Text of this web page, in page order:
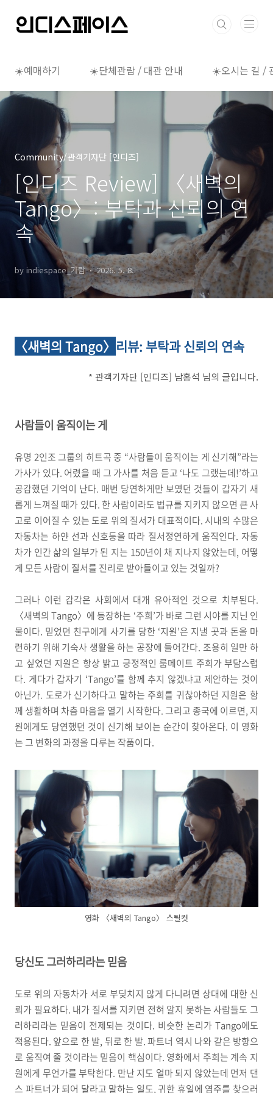
☀️예매하기 ☀️단체관람 / 대관 안내 ☀️오시는 길 /
Community/관객기자단 [인디즈]
[인디즈 Review] 〈새벽의
Tango〉: 부탁과 신뢰의 연
속
by indiespace_가람 2026. 5. 8.
〈새벽의 Tango〉 리뷰: 부탁과 신뢰의 연속
* 관객기자단 [인디즈] 남홍석 님의 글입니다.
사람들이 움직이는 게
유명 2인조 그룹의 히트곡 중 “사람들이 움직이는 게 신기해”라는
가사가 있다. 어렸을 때 그 가사를 처음 듣고 ‘나도 그랬는데!’하고
공감했던 기억이 난다. 매번 당연하게만 보였던 것들이 갑자기 새
롭게 느껴질 때가 있다. 한 사람이라도 법규를 지키지 않으면 큰 사
고로 이어질 수 있는 도로 위의 질서가 대표적이다. 시내의 수많은
자동차는 하얀 선과 신호등을 따라 질서정연하게 움직인다. 자동
차가 인간 삶의 일부가 된 지는 150년이 채 지나지 않았는데, 어떻
게 모든 사람이 질서를 진리로 받아들이고 있는 것일까?
그러나 이런 감각은 사회에서 대개 유아적인 것으로 치부된다.
〈새벽의 Tango〉에 등장하는 ‘주희’가 바로 그런 시야를 지닌 인
물이다. 믿었던 친구에게 사기를 당한 ‘지원’은 지낼 곳과 돈을 마
련하기 위해 기숙사 생활을 하는 공장에 들어간다. 조용히 일만 하
고 싶었던 지원은 항상 밝고 긍정적인 룸메이트 주희가 부담스럽
다. 게다가 갑자기 ‘Tango’를 함께 추지 않겠냐고 제안하는 것이
아닌가. 도로가 신기하다고 말하는 주희를 귀찮아하던 지원은 함
께 생활하며 차츰 마음을 열기 시작한다. 그리고 종국에 이르면, 지
원에게도 당연했던 것이 신기해 보이는 순간이 찾아온다. 이 영화
는 그 변화의 과정을 다루는 작품이다.
영화 〈새벽의 Tango〉 스틸컷
당신도 그러하리라는 믿음
도로 위의 자동차가 서로 부딪치지 않게 다니려면 상대에 대한 신
뢰가 필요하다. 내가 질서를 지키면 전혀 알지 못하는 사람들도 그
러하리라는 믿음이 전제되는 것이다. 비슷한 논리가 Tango에도
적용된다. 앞으로 한 발, 뒤로 한 발. 파트너 역시 나와 같은 방향으
로 움직여 줄 것이라는 믿음이 핵심이다. 영화에서 주희는 계속 지
원에게 무언가를 부탁한다. 만난 지도 얼마 되지 않았는데 먼저 댄
스 파트너가 되어 달라고 말하는 일도, 귀한 휴일에 염주를 찾으러